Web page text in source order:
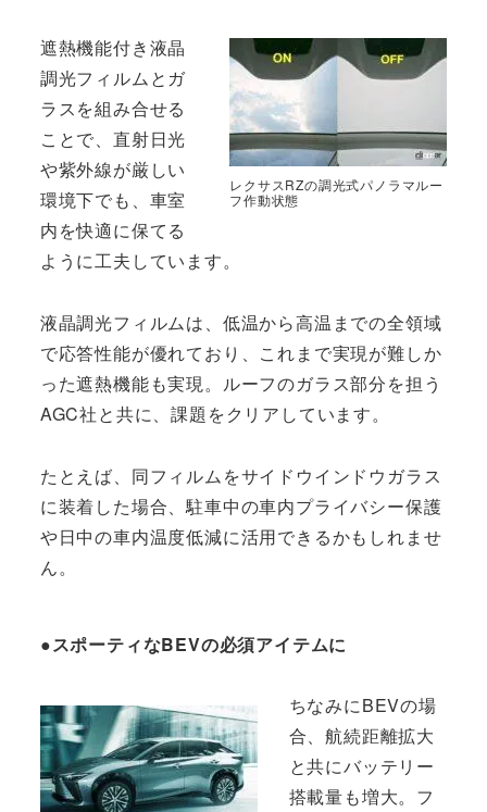
レクサスRZの調光式パノラマルー
フ作動状態
遮熱機能付き液晶
調光フィルムとガ
ラスを組み合せる
ことで、直射日光
や紫外線が厳しい
環境下でも、車室
内を快適に保てる
ように工夫しています。
液晶調光フィルムは、低温から高温までの全領域
で応答性能が優れており、これまで実現が難しか
った遮熱機能も実現。ルーフのガラス部分を担う
AGC社と共に、課題をクリアしています。
たとえば、同フィルムをサイドウインドウガラス
に装着した場合、駐車中の車内プライバシー保護
や日中の車内温度低減に活用できるかもしれませ
ん。
●スポーティなBEVの必須アイテムに
ちなみにBEVの場
合、航続距離拡大
と共にバッテリー
搭載量も増大。フ